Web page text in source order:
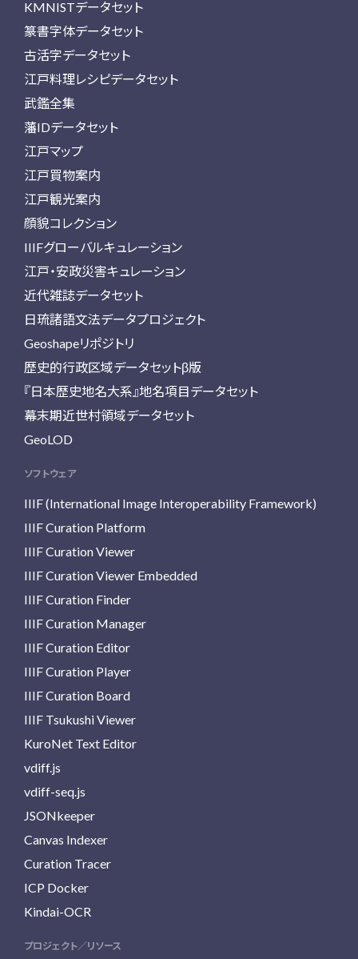
KMNISTデータセット
篆書字体データセット
古活字データセット
江戸料理レシピデータセット
武鑑全集
藩IDデータセット
江戸マップ
江戸買物案内
江戸観光案内
顔貌コレクション
IIIFグローバルキュレーション
江戸・安政災害キュレーション
近代雑誌データセット
日琉諸語文法データプロジェクト
Geoshapeリポジトリ
歴史的行政区域データセットβ版
『日本歴史地名大系』地名項目データセット
幕末期近世村領域データセット
GeoLOD
ソフトウェア
IIIF (International Image Interoperability Framework)
IIIF Curation Platform
IIIF Curation Viewer
IIIF Curation Viewer Embedded
IIIF Curation Finder
IIIF Curation Manager
IIIF Curation Editor
IIIF Curation Player
IIIF Curation Board
IIIF Tsukushi Viewer
KuroNet Text Editor
vdiff.js
vdiff-seq.js
JSONkeeper
Canvas Indexer
Curation Tracer
ICP Docker
Kindai-OCR
プロジェクト／リソース